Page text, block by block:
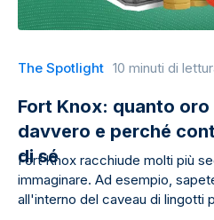
The Spotlight 10 minuti di
Fort Knox: quanto
davvero e perché
di sé
Fort Knox racchiude molti più
immaginare. Ad esempio,
all'interno del caveau di lingotti